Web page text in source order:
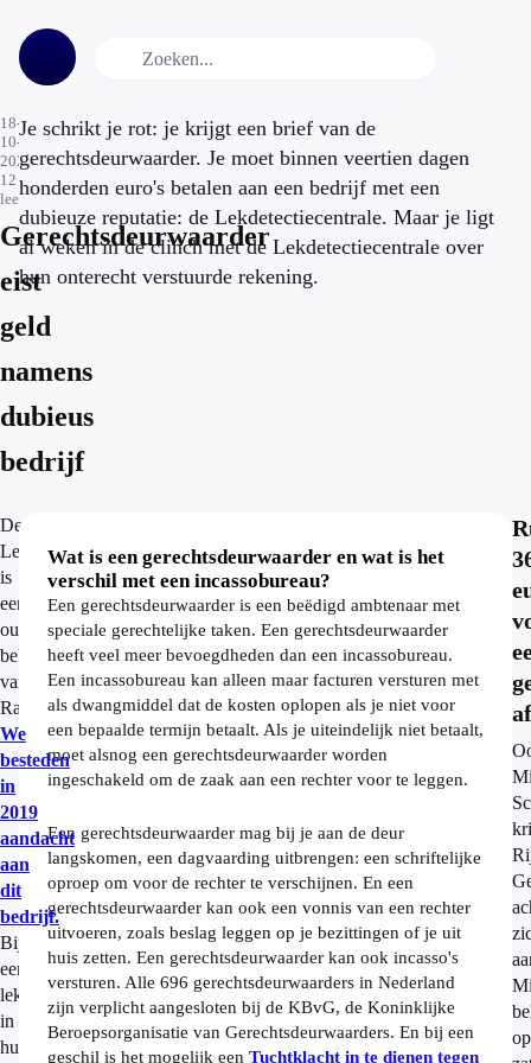
18-
10-
2021
12 min.
leestijd
Gerechtsdeurwaarder
eist
geld
namens
dubieus
bedrijf
Je schrikt je rot: je krijgt een brief van de
gerechtsdeurwaarder. Je moet binnen veertien dagen
honderden euro's betalen aan een bedrijf met een
dubieuze reputatie: de Lekdetectiecentrale. Maar je ligt
al weken in de clinch met de Lekdetectiecentrale over
hun onterecht verstuurde rekening.
De
Lekdetectiecentrale
is
een
oude
bekende
van
Radar.
We
besteden
in
2019
aandacht
aan
dit
bedrijf.
Bij
een
lekkage
in
huis
Wat is een gerechtsdeurwaarder en wat is het
verschil met een incassobureau?
Een gerechtsdeurwaarder is een beëdigd ambtenaar met
speciale gerechtelijke taken. Een gerechtsdeurwaarder
heeft veel meer bevoegdheden dan een incassobureau.
Een incassobureau kan alleen maar facturen versturen met
als dwangmiddel dat de kosten oplopen als je niet voor
een bepaalde termijn betaalt. Als je uiteindelijk niet betaalt,
moet alsnog een gerechtsdeurwaarder worden
ingeschakeld om de zaak aan een rechter voor te leggen.
Een gerechtsdeurwaarder mag bij je aan de deur
langskomen, een dagvaarding uitbrengen: een schriftelijke
oproep om voor de rechter te verschijnen. En een
gerechtsdeurwaarder kan ook een vonnis van een rechter
uitvoeren, zoals beslag leggen op je bezittingen of je uit
huis zetten. Een gerechtsdeurwaarder kan ook incasso's
versturen. Alle 696 gerechtsdeurwaarders in Nederland
zijn verplicht aangesloten bij de KBvG, de Koninklijke
Beroepsorganisatie van Gerechtsdeurwaarders. En bij een
geschil is het mogelijk een Tuchtklacht in te dienen tegen
op